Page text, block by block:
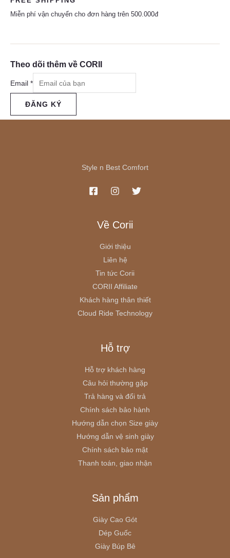
Miễn phí vận chuyển cho đơn hàng trên 500.000đ
Theo dõi thêm về CORII
Email *
ĐĂNG KÝ
Style n Best Comfort
Về Corii
Giới thiệu
Liên hệ
Tin tức Corii
CORII Affiliate
Khách hàng thân thiết
Cloud Ride Technology
Hỗ trợ
Hỗ trợ khách hàng
Câu hỏi thường gặp
Trả hàng và đổi trả
Chính sách bảo hành
Hướng dẫn chọn Size giày
Hướng dẫn vệ sinh giày
Chính sách bảo mật
Thanh toán, giao nhận
Sản phẩm
Giày Cao Gót
Dép Guốc
Giày Búp Bê